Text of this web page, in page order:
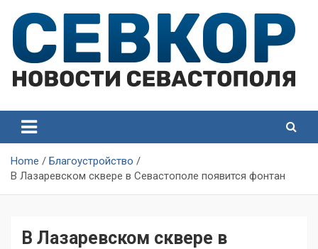
content
Севастополя
Севастополя
Home
Благоустройство
В Лазаревском сквере в Севастополе появится фонтан
В Лазаревском сквере в